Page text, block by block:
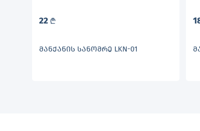
22 L
ᲛᲐᲜᲥᲐᲜᲘᲡ ᲡᲐᲜᲝᲛᲠᲔ LKN-01